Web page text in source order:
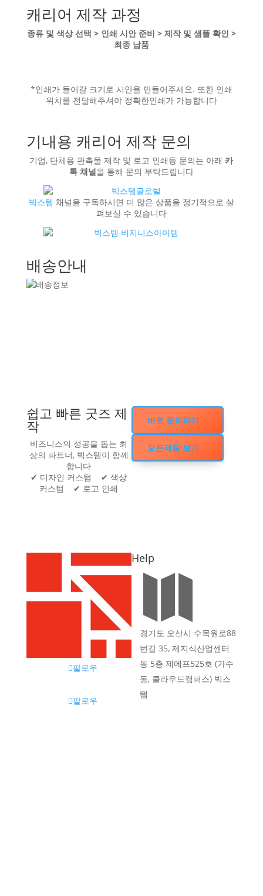
캐리어 제작 과정
종류 및 색상 선택 > 인쇄 시안 준비 > 제작 및 샘플 확인 >
최종 납품
*인쇄가 들어갈 크기로 시안을 만들어주세요. 또한 인쇄
위치를 전달해주셔야 정확한인쇄가 가능합니다
기내용 캐리어 제작 문의
기업, 단체용 판촉물 제작 및 로고 인쇄등 문의는 아래 카
톡 채널을 통해 문의 부탁드립니다
빅스템 채널을 구독하시면 더 많은 상품을 정기적으로 살
펴보실 수 있습니다
배송안내
쉽고 빠른 굿즈 제
작
비즈니스의 성공을 돕는 최
상의 파트너, 빅스템이 함께
합니다
✔ 디자인 커스텀 ✔ 색상
커스텀 ✔ 로고 인쇄
바로 문의하기
모든제품 보기
팔로우
팔로우
Help

경기도 오산시 수목원로88
번길 35, 제지식산업센터
동 5층 제에프525호 (가수
동, 클라우드캠퍼스) 빅스
템